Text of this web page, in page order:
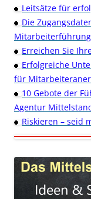
Leitsätze für
Die
Erreichen Sie
Erfolgreiche
für
10 Gebote der
Agentur
Riskieren – seid